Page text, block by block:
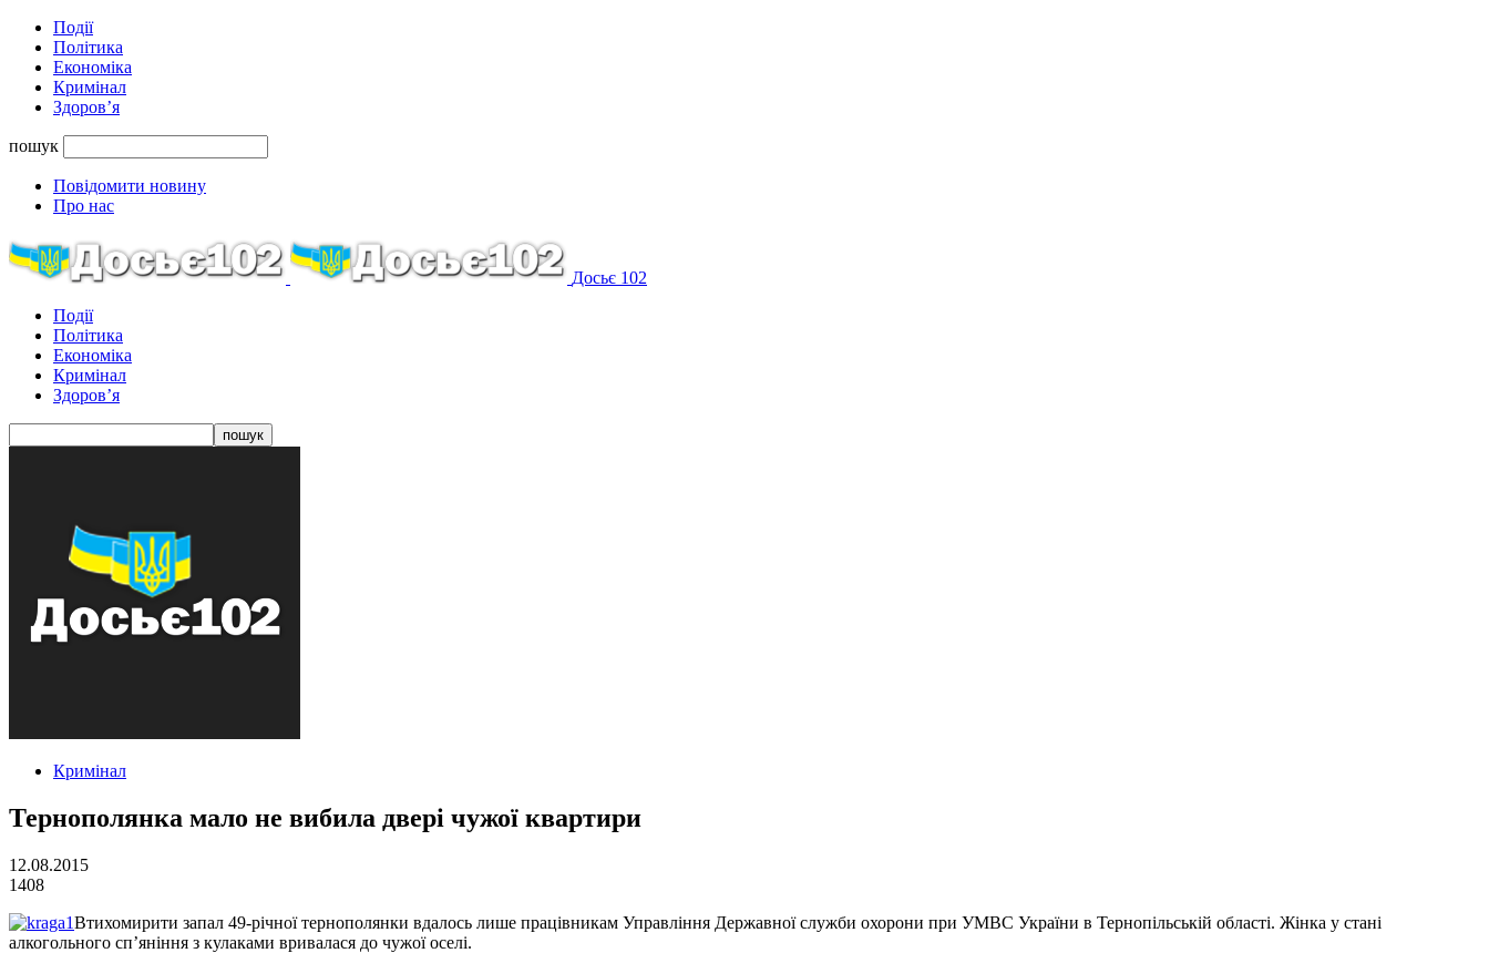
Події
Політика
Економіка
Кримінал
Здоров’я
пошук
Повідомити новину
Про нас
Досьє 102
Події
Політика
Економіка
Кримінал
Здоров’я
Кримінал
Тернополянка мало не вибила двері чужої квартири
12.08.2015
1408
Втихомирити запал 49-річної тернополянки вдалось лише працівникам Управління Державної служби охорони при УМВС України в Тернопільській області. Жінка у стані
алкогольного сп’яніння з кулаками вривалася до чужої оселі.